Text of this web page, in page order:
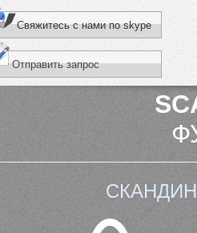
Свяжитесь с нами по skype
Отправить запрос